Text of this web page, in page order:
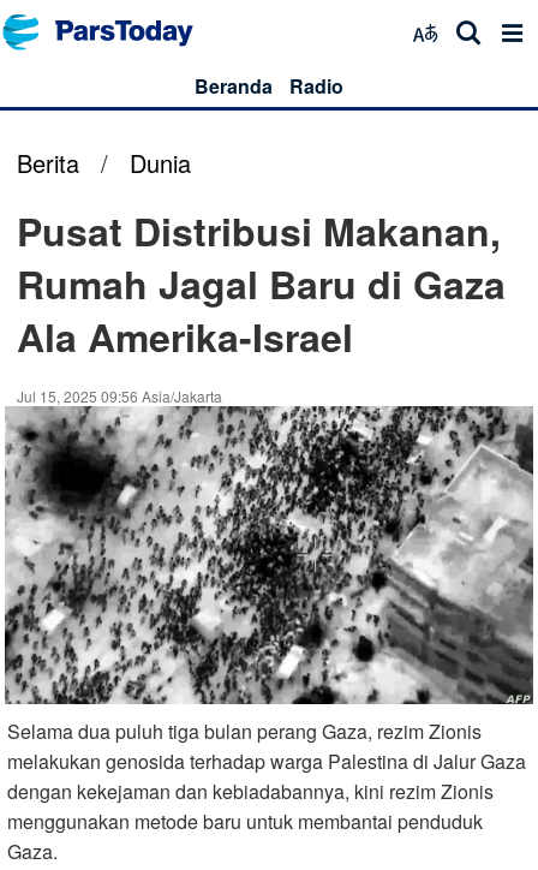
Beranda Radio
Berita / Dunia
Pusat Distribusi Makanan,
Rumah Jagal Baru di Gaza
Ala Amerika-Israel
Jul 15, 2025 09:56 Asia/Jakarta
Selama dua puluh tiga bulan perang Gaza, rezim Zionis
melakukan genosida terhadap warga Palestina di Jalur Gaza
dengan kekejaman dan kebiadabannya, kini rezim Zionis
menggunakan metode baru untuk membantai penduduk
Gaza.